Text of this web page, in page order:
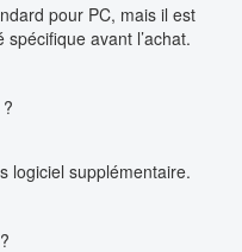
pour PC, mais il est
avant l’achat.
logiciel supplémentaire.